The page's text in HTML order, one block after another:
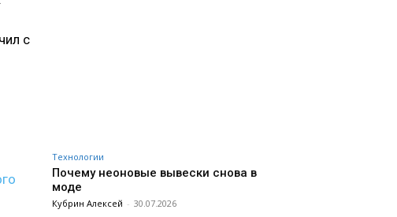
с
Технологии
Почему неоновые вывески снова в
моде
Кубрин Алексей - 30.07.2026